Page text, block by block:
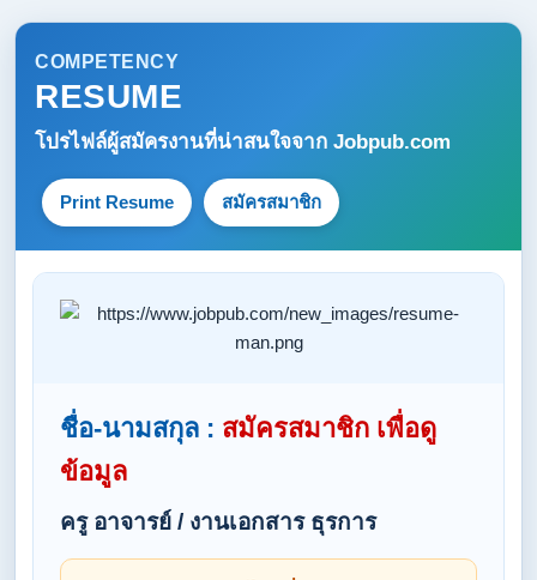
COMPETENCY
RESUME
โปรไฟล์ผู้สมัครงานที่น่าสนใจจาก Jobpub.com
Print Resume สมัครสมาชิก
ชื่อ-นามสกุล : สมัครสมาชิก เพื่อดู
ข้อมูล
ครู อาจารย์ / งานเอกสาร ธุรการ